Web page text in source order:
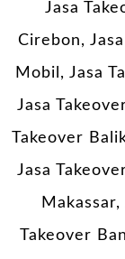
Jasa
Cirebon,
Mobil, Jasa
Jasa
Takeover
Jasa
Takeover